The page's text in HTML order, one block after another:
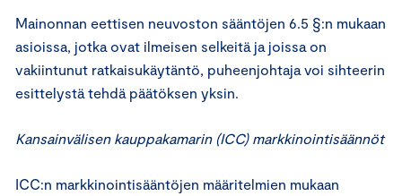
Mainonnan eettisen neuvoston sääntöjen 6.5 §:n mukaan
asioissa, jotka ovat ilmeisen selkeitä ja joissa on
vakiintunut ratkaisukäytäntö, puheenjohtaja voi sihteerin
esittelystä tehdä päätöksen yksin.
Kansainvälisen kauppakamarin (ICC) markkinointisäännöt
ICC:n markkinointisääntöjen määritelmien mukaan